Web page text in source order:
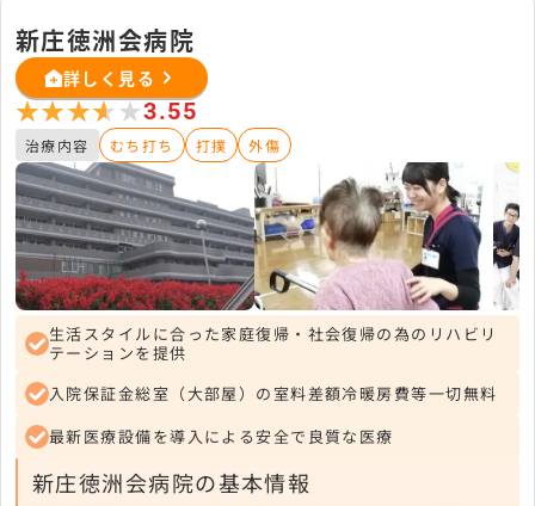
新庄徳洲会病院
詳しく見る
★★★★★
★★★★★3.55
治療内容 むち打ち 打撲 外傷
生活スタイルに合った家庭復帰・社会復帰の為のリハビリ
テーションを提供
入院保証金総室（大部屋）の室料差額冷暖房費等一切無料
最新医療設備を導入による安全で良質な医療
新庄徳洲会病院の基本情報